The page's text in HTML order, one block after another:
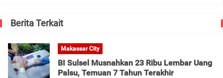
Berita Terkait
Makassar City
BI Sulsel Musnahkan 23 Ribu Lembar Uang
Palsu, Temuan 7 Tahun Terakhir